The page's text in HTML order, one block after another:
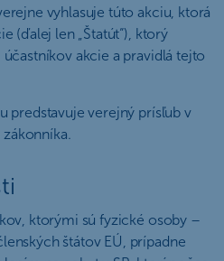
vyhlasuje túto akciu, ktorá
(ďalej len „Štatút“), ktorý
akcie a pravidlá tejto
predstavuje verejný prísľub v
ktorými sú fyzické osoby –
štátov EÚ, prípadne